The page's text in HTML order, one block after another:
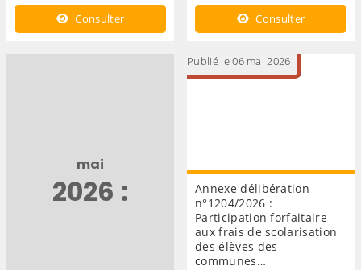
Consulter Consulter
mai
2026 :
Publié le 06 mai 2026
Annexe délibération
n°1204/2026 :
Participation forfaitaire
aux frais de scolarisation
des élèves des
communes…